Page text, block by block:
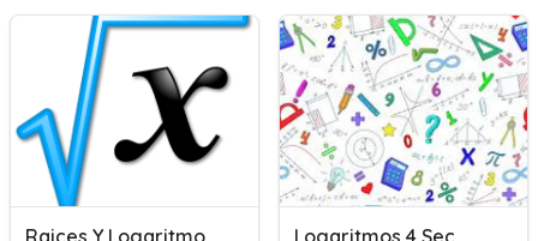
Raices Y Logaritmos 4ºESO Logaritmos 4 Sec